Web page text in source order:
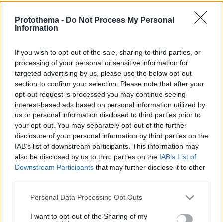
Protothema - Do Not Process My Personal
Information
If you wish to opt-out of the sale, sharing to third parties, or
processing of your personal or sensitive information for
targeted advertising by us, please use the below opt-out
section to confirm your selection. Please note that after your
opt-out request is processed you may continue seeing
interest-based ads based on personal information utilized by
us or personal information disclosed to third parties prior to
your opt-out. You may separately opt-out of the further
disclosure of your personal information by third parties on the
IAB’s list of downstream participants. This information may
also be disclosed by us to third parties on the IAB’s List of
Downstream Participants that may further disclose it to other
Please note that this website/app uses one or more Google
not limited to your visit or usage behaviour. You may click to
Personal Data Processing Opt Outs
I want to opt-out of the Sharing of my
Νέες καταγγελίες στην Ελπίδα για τη Δημοκρατία:
Γρατσία, Γαλανός, Καρυστιανού και αυλικοί το
Αρακλειά: Η κουζίνα που έγινε προορισμός σε ένα
μικρό κυκλαδίτικο καταφύγιο
πριν 28 λεπτά
ΔΕΙΤΕ ΟΛΕΣ ΤΙΣ ΕΙΔΗΣΕΙΣ
ΤΑ ΠΙΟ ΔΗΜΟΦΙΛΗ